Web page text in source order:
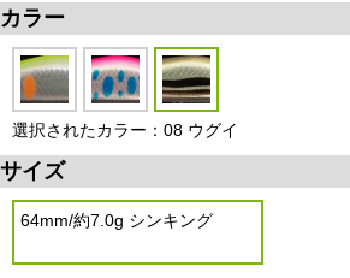
カラー
選択されたカラー：08 ウグイ
サイズ
64mm/約7.0g シンキング